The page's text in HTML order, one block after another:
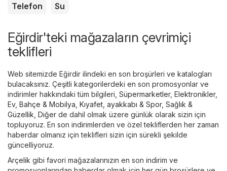
Telefon Su
Eğirdir'teki mağazaların çevrimiçi
teklifleri
Web sitemizde Eğirdir ilindeki en son broşürleri ve katalogları
bulacaksınız. Çeşitli kategorilerdeki en son promosyonlar ve
indirimler hakkındaki tüm bilgileri, Süpermarketler, Elektronikler,
Ev, Bahçe & Mobilya Kıyafet, ayakkabı & Spor, Sağlık &
Güzellik Diğer de dahil olmak üzere günlük olarak sizin için
topluyoruz. En son indirimlerden ve özel tekliflerden her zaman
haberdar olmanız için teklifleri sizin için sürekli şekilde
güncelliyoruz.
Arçelik gibi favori mağazalarınızın en son indirim ve